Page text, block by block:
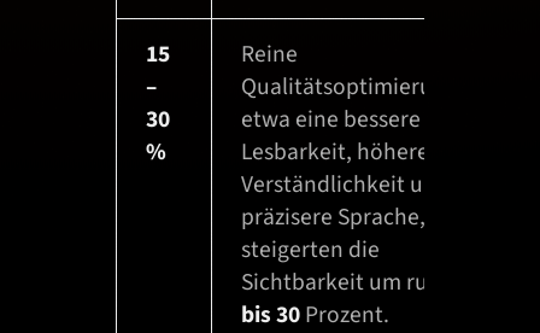
15
–
30
%
Reine
Qualitätsoptimierungen,
etwa eine bessere
Lesbarkeit, höhere
Verständlichkeit und
präzisere Sprache,
steigerten die
Sichtbarkeit um rund
bis 30Prozent.